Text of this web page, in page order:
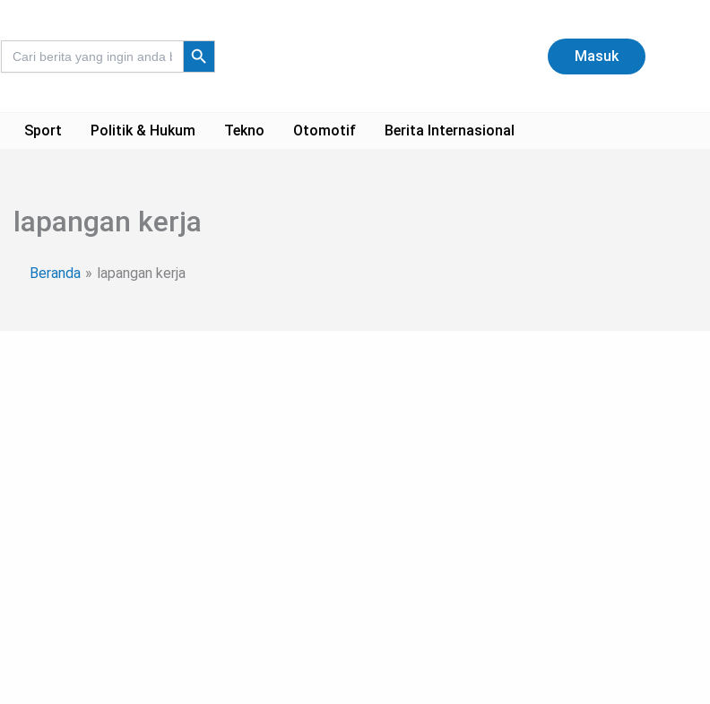
Search
for:
Search Button
Masuk
Sport Politik & Hukum Tekno Otomotif Berita Internasional
lapangan kerja
Beranda lapangan kerja